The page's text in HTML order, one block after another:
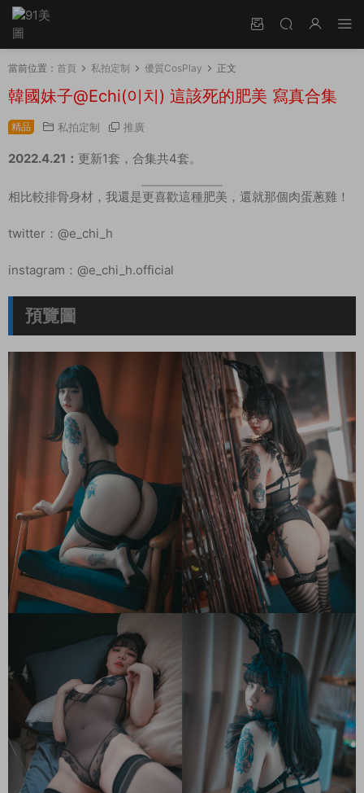
當前位置： 首頁 私拍定制 優質CosPlay 正文
韓國妹子@Echi(이치) 這該死的肥美 寫真合集
精品 私拍定制 推廣
2022.4.21： 更新1套，合集共4套。
相比較排骨身材，我還是更喜歡這種肥美，還就那個肉蛋蔥雞！
twitter：@e_chi_h
instagram：@e_chi_h.official
預覽圖